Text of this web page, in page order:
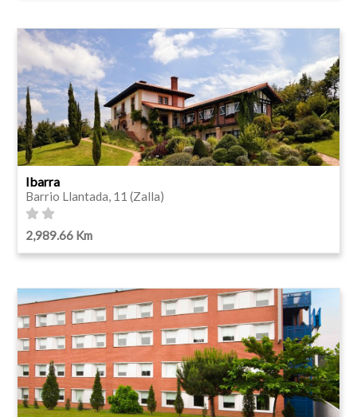
Ibarra
Barrio Llantada, 11 (Zalla)
2,989.66 Km